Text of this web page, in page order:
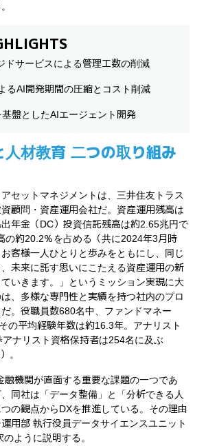
ドサービスによる管理工数の削減
るAI開発期間の圧縮とコスト削減
盤としたAIエージェント開発
人材教育 二つの取り組み
セットマネジメントは、三井住友トラス
顧問・資産運用会社だ。資産運用残高は
年金（DC）投資信託残高は約2.65兆円で
の約20.2％を占める（共に2024年3月時
客様一人ひとりと歩みをともにし、同じ
未来に託す思いにこたえる資産運用の新
いきます。」というミッション実現に大
、多様な専門性と実績を持つ社内のプロ
。役職員数680名中、ファンドマネー
の平均経験年数は約16.3年。アナリスト
ナリスト資格保持者は254名に及ぶ
。
機関が直面する重要な課題の一つであ
同社は「データ整備」と「分析できる人
の観点からDXを推進している。その理由
用部 執行役員データサイエンスユニット
ように説明する。